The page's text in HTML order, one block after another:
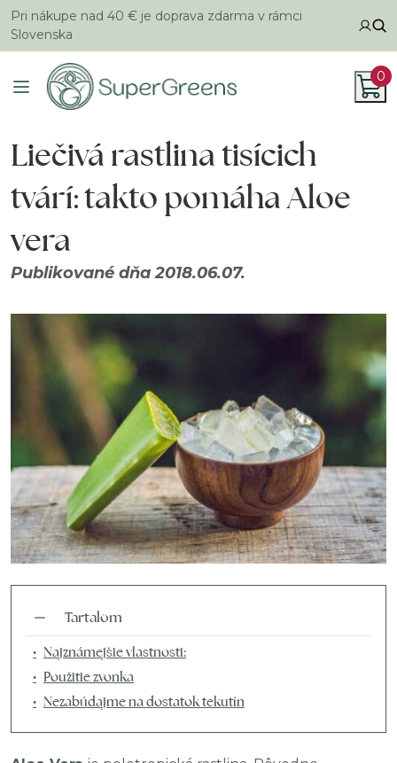
Pri nákupe nad 40 € je doprava zdarma v rámci
Slovenska
0
Liečivá rastlina tisícich
tvárí: takto pomáha Aloe
vera
Publikované dňa 2018.06.07.
Tartalom
Najznámejšie vlastnosti:
Použitie zvonka
Nezabúdajme na dostatok tekutín